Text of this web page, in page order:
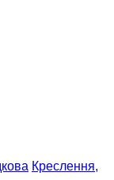
Креслення,